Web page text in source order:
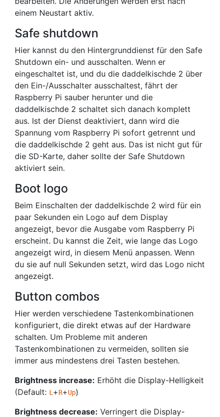
einem Neustart aktiv.
Safe shutdown
Hier kannst du den Hintergrunddienst für den Safe
Shutdown ein- und ausschalten. Wenn er
eingeschaltet ist, und du die daddelkischde 2 über
den Ein-/Ausschalter ausschaltest, fährt der
Raspberry Pi sauber herunter und die
daddelkischde 2 schaltet sich danach komplett
aus. Ist der Dienst deaktiviert, dann wird die
Spannung vom Raspberry Pi sofort getrennt und
die daddelkischde 2 geht aus. Das ist nicht gut für
die SD-Karte, daher sollte der Safe Shutdown
aktiviert sein.
Boot logo
Beim Einschalten der daddelkischde 2 wird für ein
paar Sekunden ein Logo auf dem Display
angezeigt, bevor die Ausgabe vom Raspberry Pi
erscheint. Du kannst die Zeit, wie lange das Logo
angezeigt wird, in diesem Menü anpassen. Wenn
du sie auf null Sekunden setzt, wird das Logo nicht
angezeigt.
Button combos
Hier werden verschiedene Tastenkombinationen
konfiguriert, die direkt etwas auf der Hardware
schalten. Um Probleme mit anderen
Tastenkombinationen zu vermeiden, sollten sie
immer aus mindestens drei Tasten bestehen.
Brightness increase: Erhöht die Display-Helligkeit
(Default: L +R+Up)
Brightness decrease: Verringert die Display-